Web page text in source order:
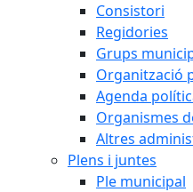
Consistori
Regidories
Grups
Organització
Agenda
Organismes
Altres
Plens i juntes
Ple municipal